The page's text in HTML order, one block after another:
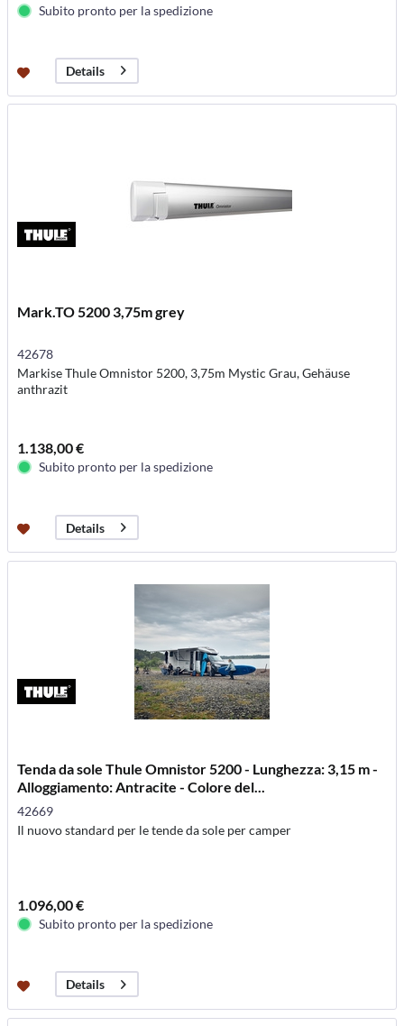
Subito pronto per la spedizione
Details
Mark.TO 5200 3,75m grey
42678
Markise Thule Omnistor 5200, 3,75m Mystic Grau, Gehäuse
anthrazit
1.138,00 €
Subito pronto per la spedizione
Details
Tenda da sole Thule Omnistor 5200 - Lunghezza: 3,15 m -
Alloggiamento: Antracite - Colore del...
42669
Il nuovo standard per le tende da sole per camper
1.096,00 €
Subito pronto per la spedizione
Details